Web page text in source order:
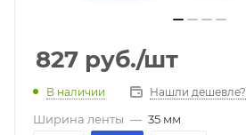
827 руб./шт
В наличии Нашли дешевле?
Ширина ленты — 35 мм